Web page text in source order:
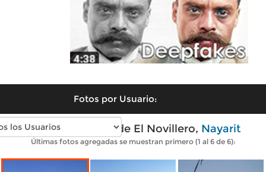
Fotos por Usuario:
Fotos modernas de El Novillero, Nayarit
Últimas fotos agregadas se muestran primero (1 al 6 de 6):